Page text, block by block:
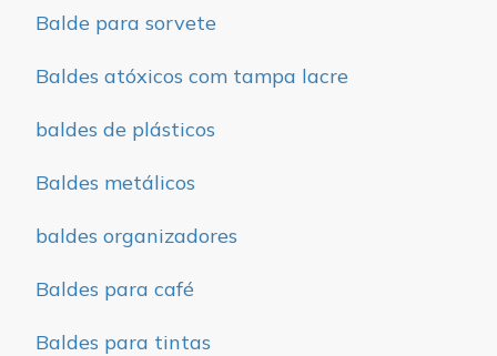
Balde para sorvete
Baldes atóxicos com tampa lacre
baldes de plásticos
Baldes metálicos
baldes organizadores
Baldes para café
Baldes para tintas